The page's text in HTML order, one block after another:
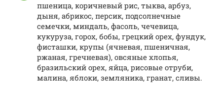
пшеница, коричневый рис, тыква, арбуз,
дыня, абрикос, персик, подсолнечные
семечки, миндаль, фасоль, чечевица,
кукуруза, горох, бобы, грецкий орех, фундук,
фисташки, крупы (ячневая, пшеничная,
ржаная, гречневая), овсяные хлопья,
бразильский орех, яйца, рисовые отруби,
малина, яблоки, земляника, гранат, сливы.